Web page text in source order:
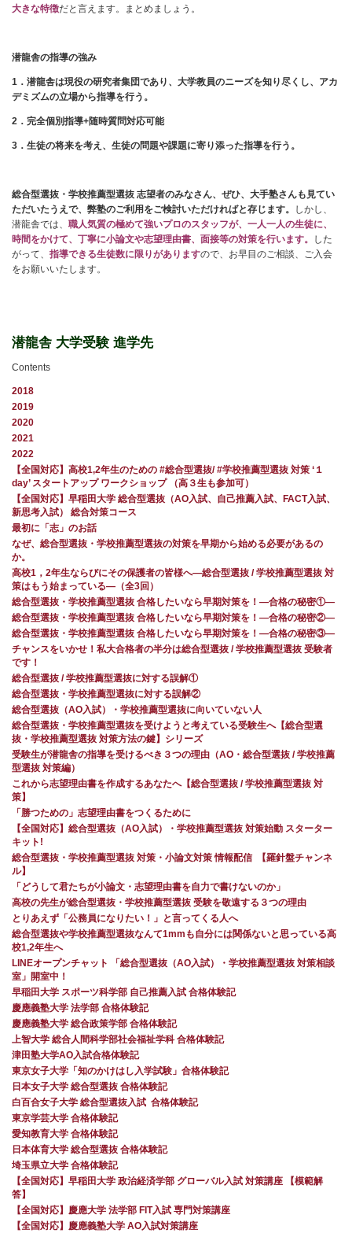
大きな特徴だと言えます。まとめましょう。
潜龍舎の指導の強み
1 ．潜龍舎は現役の研究者集団であり、大学教員のニーズを知り尽くし、アカ
デミズムの立場から指導を行う。
2 ．完全個別指導+随時質問対応可能
3 ．生徒の将来を考え、生徒の問題や課題に寄り添った指導を行う。
総合型選抜・学校推薦型選抜 志望者のみなさん、ぜひ、大手塾さんも見てい
ただいたうえで、弊塾のご利用をご検討いただければと存じます。
しかし、
潜龍舎では、 職人気質の極めて強いプロのスタッフが、一人一人の生徒に、
時間をかけて、丁寧に小論文や志望理由書、面接等の対策を行います。
した
がって、 指導できる生徒数に限りがありますので、お早目のご相談、ご入会
をお願いいたします。
潜龍舎 大学受験 進学先
Contents
2018
2019
2020
2021
2022
【全国対応】高校1,2年生のための #総合型選抜/ #学校推薦型選抜 対策 ‘１
day’ スタートアップ ワークショップ （高３生も参加可）
【全国対応】早稲田大学 総合型選抜（AO入試、自己推薦入試、FACT入試、
新思考入試） 総合対策コース
最初に「志」のお話
なぜ、総合型選抜・学校推薦型選抜の対策を早期から始める必要があるの
か。
高校1，2年生ならびにその保護者の皆様へ―総合型選抜 / 学校推薦型選抜 対
策はもう始まっている―（全3回）
総合型選抜・学校推薦型選抜 合格したいなら早期対策を！—合格の秘密①—
総合型選抜・学校推薦型選抜 合格したいなら早期対策を！—合格の秘密②—
総合型選抜・学校推薦型選抜 合格したいなら早期対策を！—合格の秘密③—
チャンスをいかせ！私大合格者の半分は総合型選抜 / 学校推薦型選抜 受験者
です！
総合型選抜 / 学校推薦型選抜に対する誤解①
総合型選抜・学校推薦型選抜に対する誤解②
総合型選抜（AO入試）・学校推薦型選抜に向いていない人
総合型選抜・学校推薦型選抜を受けようと考えている受験生へ【総合型選
抜・学校推薦型選抜 対策方法の鍵】シリーズ
受験生が潜龍舎の指導を受けるべき３つの理由（AO・総合型選抜 / 学校推薦
型選抜 対策編）
これから志望理由書を作成するあなたへ【総合型選抜 / 学校推薦型選抜 対
策】
「勝つための」志望理由書をつくるために
【全国対応】総合型選抜（AO入試）・学校推薦型選抜 対策始動 スターター
キット!
総合型選抜・学校推薦型選抜 対策・小論文対策 情報配信 【羅針盤チャンネ
ル】
「どうして君たちが小論文・志望理由書を自力で書けないのか」
高校の先生が総合型選抜・学校推薦型選抜 受験を敬遠する３つの理由
とりあえず「公務員になりたい！」と言ってくる人へ
総合型選抜や学校推薦型選抜なんて1mmも自分には関係ないと思っている高
校1,2年生へ
LINEオープンチャット 「総合型選抜（AO入試）・学校推薦型選抜 対策相談
室」開室中！
早稲田大学 スポーツ科学部 自己推薦入試 合格体験記
慶應義塾大学 法学部 合格体験記
慶應義塾大学 総合政策学部 合格体験記
上智大学 総合人間科学部社会福祉学科 合格体験記
津田塾大学AO入試合格体験記
東京女子大学「知のかけはし入学試験」合格体験記
日本女子大学 総合型選抜 合格体験記
白百合女子大学 総合型選抜入試 合格体験記
東京学芸大学 合格体験記
愛知教育大学 合格体験記
日本体育大学 総合型選抜 合格体験記
埼玉県立大学 合格体験記
【全国対応】早稲田大学 政治経済学部 グローバル入試 対策講座 【模範解
答】
【全国対応】慶應大学 法学部 FIT入試 専門対策講座
【全国対応】慶應義塾大学 AO入試対策講座